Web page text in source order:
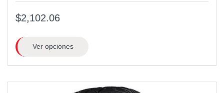
$2,102.06
Ver opciones